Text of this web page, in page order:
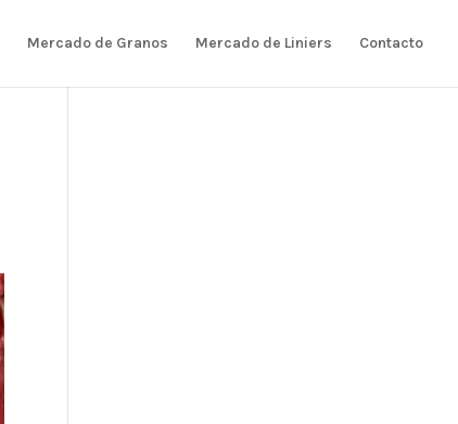
Mercado de Granos Mercado de Liniers Contacto